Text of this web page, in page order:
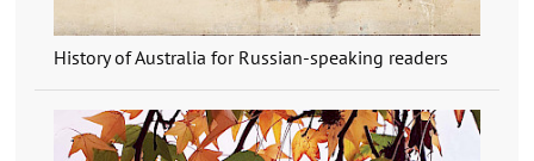
History of Australia for Russian-speaking readers